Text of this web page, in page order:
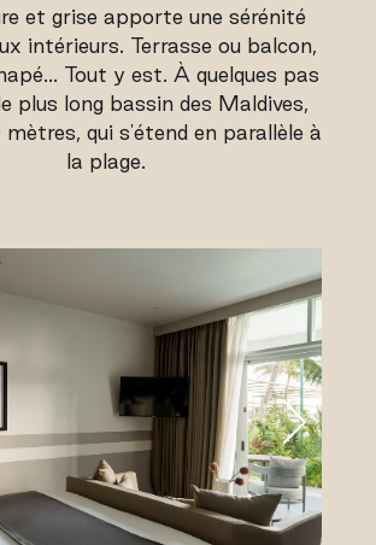
et grise apporte une sérénité
intérieurs. Terrasse ou balcon,
Tout y est. À quelques pas
plus long bassin des Maldives,
mètres, qui s'étend en parallèle à
la plage.